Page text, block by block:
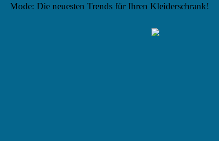
Mode: Die neuesten Trends für Ihren Kleiderschrank!